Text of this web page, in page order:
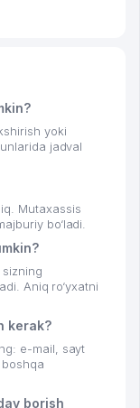
yoki
jadval
Mutaxassis
bo‘ladi.
Aniq ro‘yxatni
kerak?
e-mail, sayt
borish